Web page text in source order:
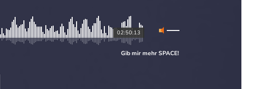
02:50:13
Gib mir mehrSPACE!